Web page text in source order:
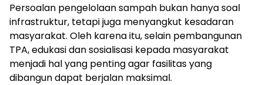
Persoalan pengelolaan sampah bukan hanya soal
infrastruktur, tetapi juga menyangkut kesadaran
masyarakat. Oleh karena itu, selain pembangunan
TPA, edukasi dan sosialisasi kepada masyarakat
menjadi hal yang penting agar fasilitas yang
dibangun dapat berjalan maksimal.